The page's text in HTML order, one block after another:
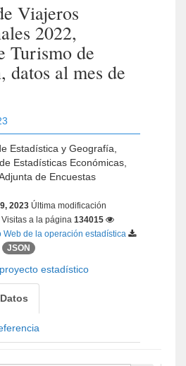
Viajeros
2022,
Turismo de
datos al mes de
Estadística y Geografía,
Estadísticas Económicas,
de Encuestas
2023 Última modificación
Visitas a la página 134015
Web de la operación estadística
JSON
estadístico